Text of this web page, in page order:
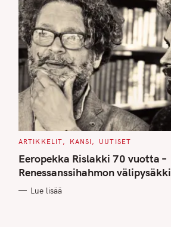
C
T
E
G
O
I
ARTIKKELIT KANSI UUTISET
Eeropekka Rislakki 70 vuotta –
Renessanssihahmon välipysäkki
Lue lisää